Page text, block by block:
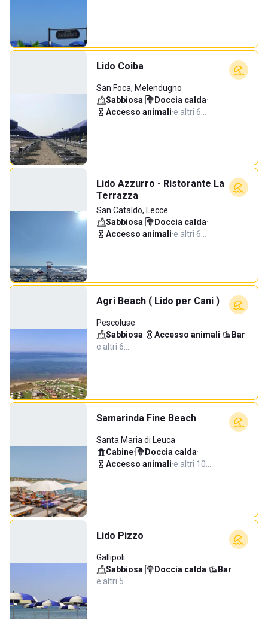
Lido Coiba
San Foca, Melendugno
Sabbiosa· Doccia calda·
Accesso animali·e altri 6…
Lido Azzurro - Ristorante La
Terrazza
San Cataldo, Lecce
Sabbiosa· Doccia calda·
Accesso animali·e altri 6…
Agri Beach ( Lido per Cani )
Pescoluse
Sabbiosa· Accesso animali· Bar·
e altri 6…
Samarinda Fine Beach
Santa Maria di Leuca
Cabine· Doccia calda·
Accesso animali·e altri 10…
Lido Pizzo
Gallipoli
Sabbiosa· Doccia calda· Bar·
e altri 5…